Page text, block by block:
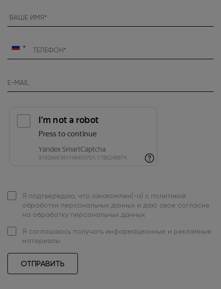
Россия
Я подтверждаю, что ознакомлен(-а) с политикой
обработки персональных данных и даю свое согласие
на обработку персональных данных
Я соглашаюсь получать информационные и рекламные
материалы
ОТПРАВИТЬ